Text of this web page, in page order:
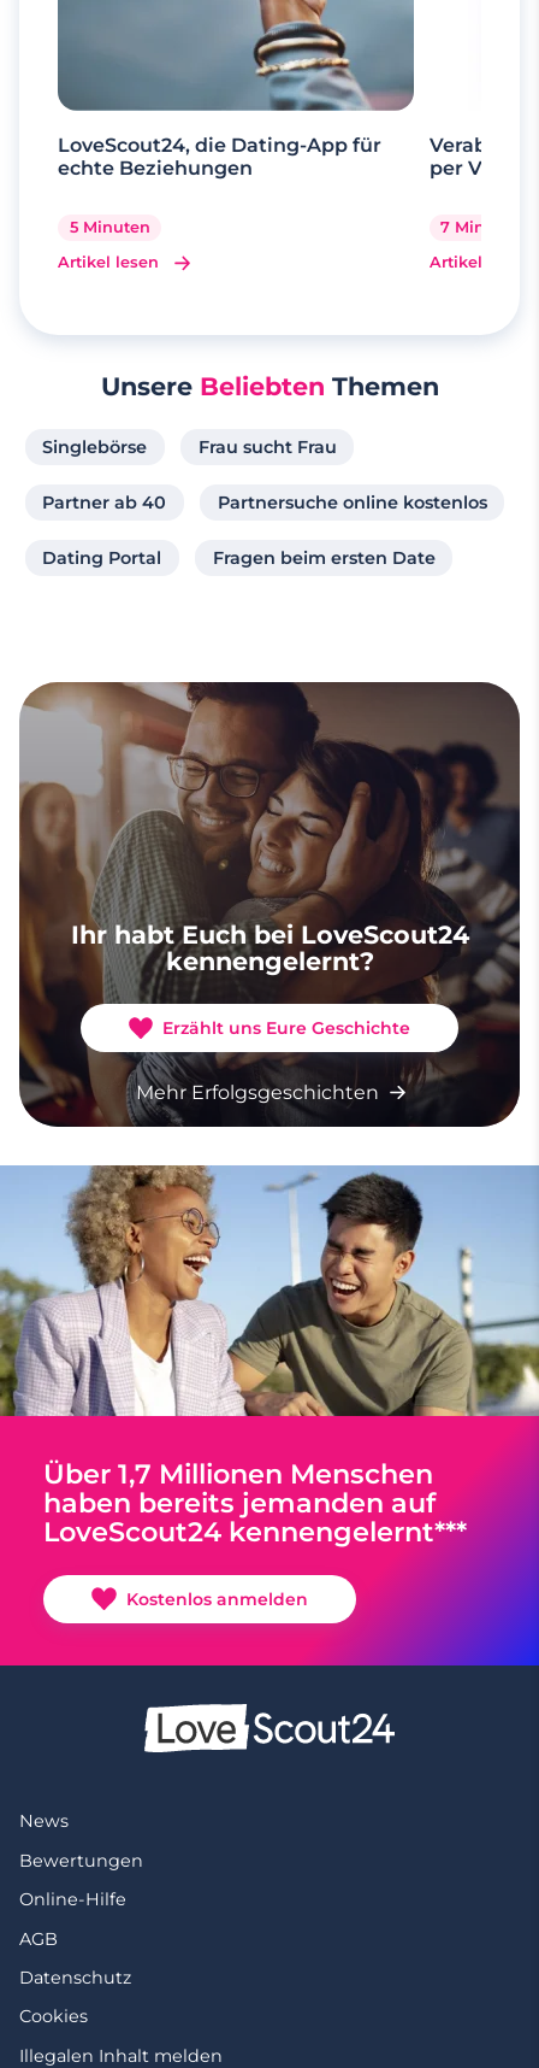
LoveScout24, die Dating-App für
echte Beziehungen
5 Minuten
Artikel lesen
per
7 Minuten
Artikel lesen
Unsere Beliebten Themen
Singlebörse Frau sucht Frau
Partner ab 40 Partnersuche online kostenlos
Dating Portal Fragen beim ersten Date
Ihr habt Euch bei LoveScout24
kennengelernt?
Erzählt uns Eure Geschichte
Mehr Erfolgsgeschichten
Über 1,7 Millionen Menschen
haben bereits jemanden auf
LoveScout24 kennengelernt***
Kostenlos anmelden
News
Bewertungen
Online-Hilfe
AGB
Datenschutz
Cookies
Illegalen Inhalt melden